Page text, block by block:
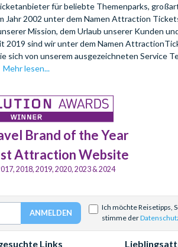
für beliebte Themenparks,
Jahr 2002 unter dem Namen Attraction
Mission, dem Urlaub unserer Kunden
2019 sind wir unter dem Namen
sich von unserem ausgezeichneten Service
Mehr lesen...
Brand of the Year
Attraction Website
2018, 2019, 2020, 2023 & 2024
Ich möchte Reisetipps,
stimme der
Links